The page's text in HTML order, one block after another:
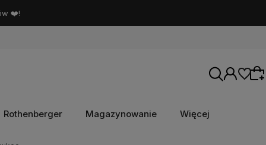
❤️!
Rothenberger Magazynowanie Więcej